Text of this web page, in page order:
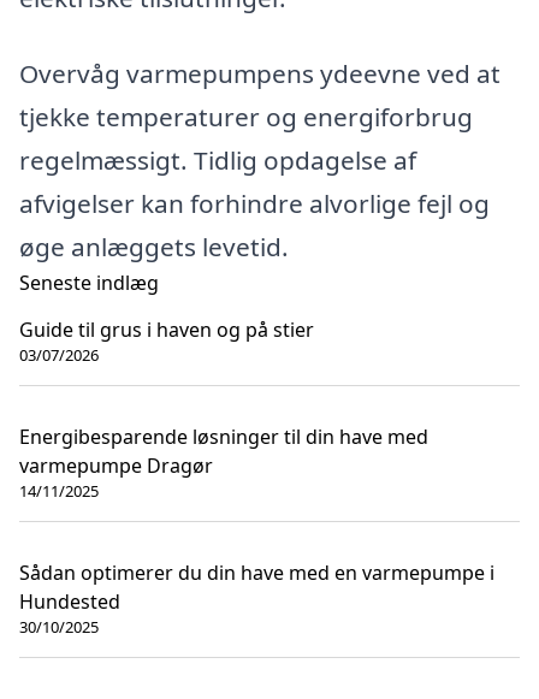
Overvåg varmepumpens ydeevne ved at
tjekke temperaturer og energiforbrug
regelmæssigt. Tidlig opdagelse af
afvigelser kan forhindre alvorlige fejl og
øge anlæggets levetid.
Seneste indlæg
Guide til grus i haven og på stier
03/07/2026
Energibesparende løsninger til din have med
varmepumpe Dragør
14/11/2025
Sådan optimerer du din have med en varmepumpe i
Hundested
30/10/2025